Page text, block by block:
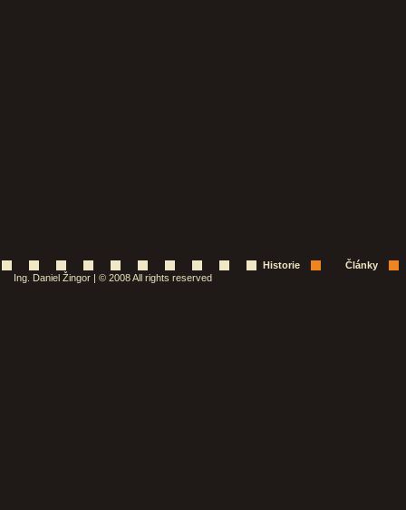
Historie
Články
Ing. Daniel Žingor | © 2008 All rights reserved